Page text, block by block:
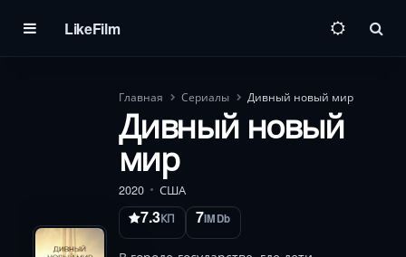
LikeFilm
Главная Сериалы Дивный новый мир
Дивный новый
мир
2020 США
7.3КП 7IMDb